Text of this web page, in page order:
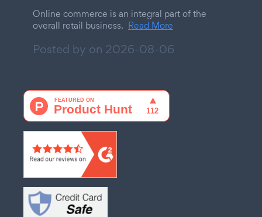
Online commerce is an integral part of the
overall retail business. Read More
Posted by on 2026-08-06